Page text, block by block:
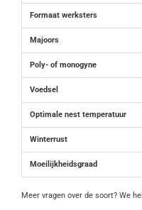
Formaat werksters
Majoors
Poly- of monogyne
Voedsel
Optimale nest temperatuur
Winterrust
Moeilijkheidsgraad
Meer vragen over de soort? We